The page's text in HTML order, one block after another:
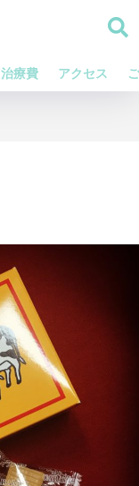
治療費 アクセス